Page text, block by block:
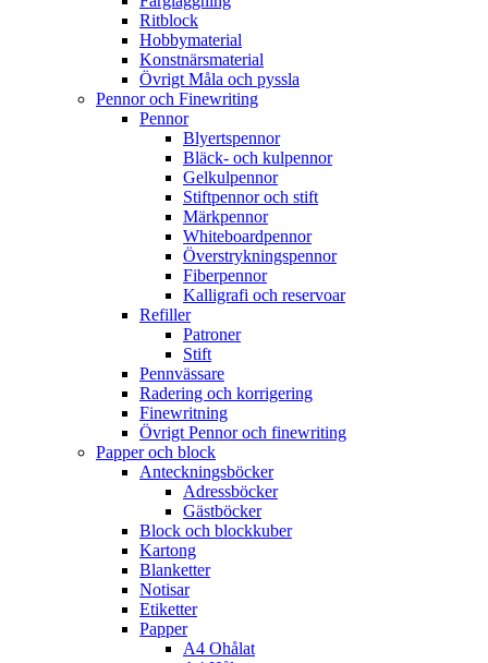
Ritblock
Hobbymaterial
Konstnärsmaterial
Övrigt Måla och pyssla
Pennor och Finewriting
Pennor
Blyertspennor
Bläck- och kulpennor
Gelkulpennor
Stiftpennor och stift
Märkpennor
Whiteboardpennor
Överstrykningspennor
Fiberpennor
Kalligrafi och reservoar
Refiller
Patroner
Stift
Pennvässare
Radering och korrigering
Finewritning
Övrigt Pennor och finewriting
Papper och block
Anteckningsböcker
Adressböcker
Gästböcker
Block och blockkuber
Kartong
Blanketter
Notisar
Etiketter
Papper
A4 Ohålat